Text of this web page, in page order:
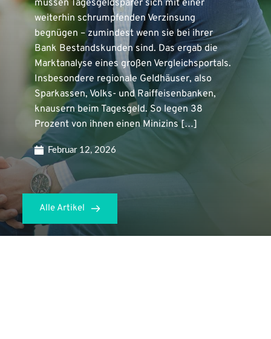
müssen Tagesgeldsparer sich mit einer
weiterhin schrumpfenden Verzinsung
begnügen – zumindest wenn sie bei ihrer
Bank Bestandskunden sind. Das ergab die
Marktanalyse eines großen Vergleichsportals.
Insbesondere regionale Geldhäuser, also
Sparkassen, Volks- und Raiffeisenbanken,
knausern beim Tagesgeld. So legen 38
Prozent von ihnen einen Minizins […]
Februar 12, 2026
Alle Artikel